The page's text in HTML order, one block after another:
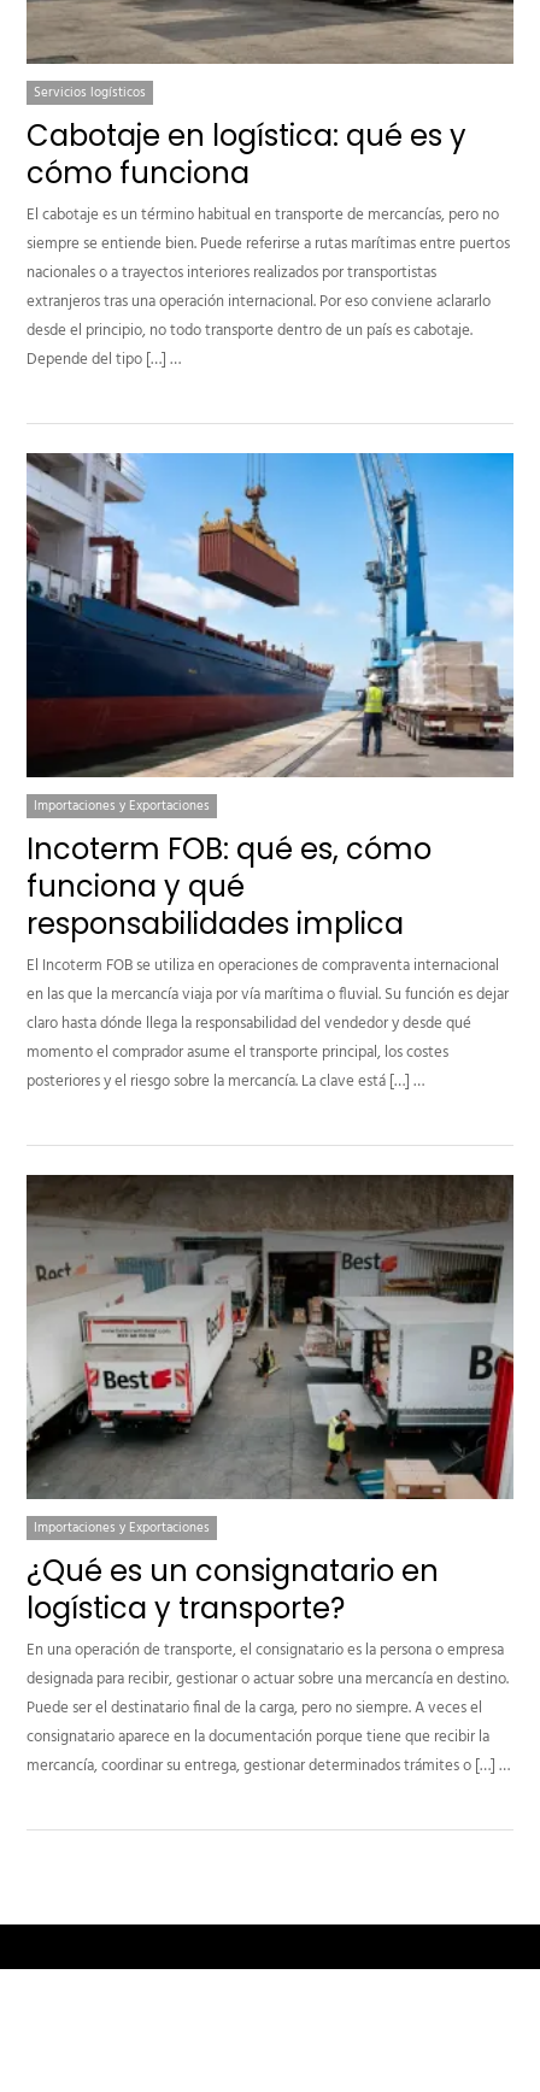
Servicios logísticos
Cabotaje en logística: qué es y
cómo funciona
El cabotaje es un término habitual en transporte de mercancías, pero no
siempre se entiende bien. Puede referirse a rutas marítimas entre puertos
nacionales o a trayectos interiores realizados por transportistas
extranjeros tras una operación internacional. Por eso conviene aclararlo
desde el principio, no todo transporte dentro de un país es cabotaje.
Depende del tipo […] …
Importaciones y Exportaciones
Incoterm FOB: qué es, cómo
funciona y qué
responsabilidades implica
El Incoterm FOB se utiliza en operaciones de compraventa internacional
en las que la mercancía viaja por vía marítima o fluvial. Su función es dejar
claro hasta dónde llega la responsabilidad del vendedor y desde qué
momento el comprador asume el transporte principal, los costes
posteriores y el riesgo sobre la mercancía. La clave está […] …
Importaciones y Exportaciones
¿Qué es un consignatario en
logística y transporte?
En una operación de transporte, el consignatario es la persona o empresa
designada para recibir, gestionar o actuar sobre una mercancía en destino.
Puede ser el destinatario final de la carga, pero no siempre. A veces el
consignatario aparece en la documentación porque tiene que recibir la
mercancía, coordinar su entrega, gestionar determinados trámites o […] …